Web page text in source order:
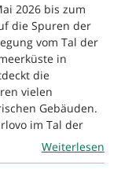
2026 bis zum
die Spuren der
vom Tal der
in
die
vielen
Gebäuden.
im Tal der
Weiterlesen